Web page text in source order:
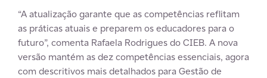
“A atualização garante que as competências reflitam
as práticas atuais e preparem os educadores para o
futuro”, comenta Rafaela Rodrigues do CIEB. A nova
versão mantém as dez competências essenciais, agora
com descritivos mais detalhados para Gestão de